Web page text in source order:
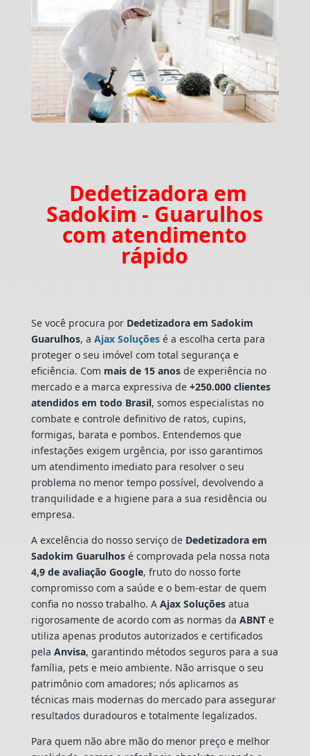
Dedetizadora em
Sadokim - Guarulhos
com atendimento
rápido
Se você procura por Dedetizadora em Sadokim
Guarulhos, a Ajax Soluçõesé a escolha certa para
proteger o seu imóvel com total segurança e
eficiência. Com mais de 15 anosde experiência no
mercado e a marca expressiva de+250.000 clientes
atendidos em todo Brasil, somos especialistas no
combate e controle definitivo de ratos, cupins,
formigas, barata e pombos. Entendemos que
infestações exigem urgência, por isso garantimos
um atendimento imediato para resolver o seu
problema no menor tempo possível, devolvendo a
tranquilidade e a higiene para a sua residência ou
empresa.
A excelência do nosso serviço de Dedetizadora em
Sadokim Guarulhosé comprovada pela nossa nota
4,9 de avaliação Google, fruto do nosso forte
compromisso com a saúde e o bem-estar de quem
confia no nosso trabalho. A Ajax Soluçõesatua
rigorosamente de acordo com as normas da ABNTe
utiliza apenas produtos autorizados e certificados
pela Anvisa, garantindo métodos seguros para a sua
família, pets e meio ambiente. Não arrisque o seu
patrimônio com amadores; nós aplicamos as
técnicas mais modernas do mercado para assegurar
resultados duradouros e totalmente legalizados.
Para quem não abre mão do menor preço e melhor